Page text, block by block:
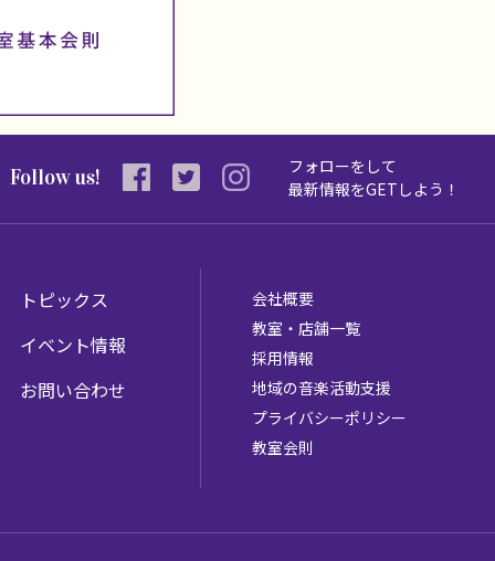
Follow us!
フォローをして
最新情報をGETしよう！
トピックス
イベント情報
お問い合わせ
会社概要
教室・店舗一覧
採用情報
地域の音楽活動支援
プライバシーポリシー
教室会則